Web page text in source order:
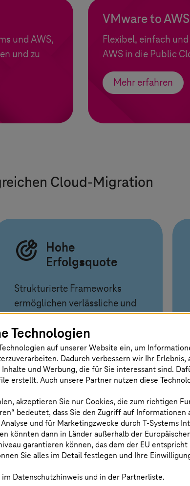
und AWS,
und zu
VMware to
Flexibel, einfach
AWS in die Public
Mehr erfahren
Cloud-Migration
Hohe
Erfolgsquote
Strukturierte Frameworks
ermöglichen verlässliche und
Migrationsergebnisse
Technologien
auf unserer Website ein, um
Dadurch verbessern wir Ihr Erlebnis,
und Werbung, die für Sie interessant sind.
erstellt. Auch unsere Partner nutzen diese
akzeptieren Sie nur Cookies, die zum richtigen
bedeutet, dass Sie den Zugriff auf Informationen
und für Marketingzwecke durchT-Systems
könnten dann in Länder außerhalb der
garantieren können, das dem der EU entspricht
Sie alles im Detail festlegen und Ihre
Datenschutzhinweis und in der Partnerliste.